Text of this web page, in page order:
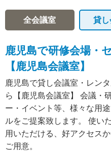
全会議室 貸
鹿児島で研修会場・
【鹿児島会議室】
鹿児島で貸し会議室・レン
ら【鹿児島会議室】 会議・
ー・イベント等、様々な用
ルをご提案致します。 使い
用いただける、好アクセス
ご用意。